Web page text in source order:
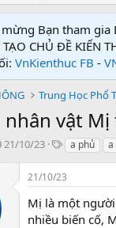
mừng Bạn tham gia
TẠO CHỦ ĐỀ KIẾN
VnKienthuc FB -
Trung Học Phổ
nhân vật
N
21/10/23
T
k
h
ó
a
a phủ a
21/10/23
Mị là một
nhiều biến cố,